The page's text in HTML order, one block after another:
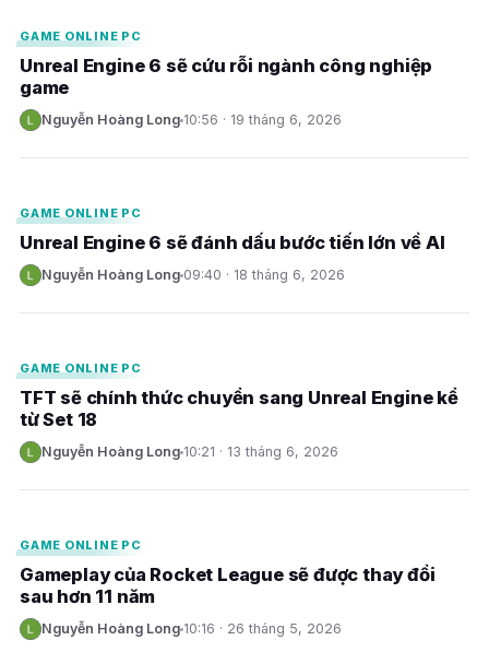
GAME ONLINE PC
Unreal Engine 6 sẽ cứu rỗi ngành công nghiệp
game
N Nguyễn Hoàng Long 10:56 · 19 tháng 6, 2026
GAME ONLINE PC
Unreal Engine 6 sẽ đánh dấu bước tiến lớn về AI
N Nguyễn Hoàng Long 09:40 · 18 tháng 6, 2026
GAME ONLINE PC
TFT sẽ chính thức chuyển sang Unreal Engine kể
từ Set 18
N Nguyễn Hoàng Long 10:21 · 13 tháng 6, 2026
GAME ONLINE PC
Gameplay của Rocket League sẽ được thay đổi
sau hơn 11 năm
N Nguyễn Hoàng Long 10:16 · 26 tháng 5, 2026